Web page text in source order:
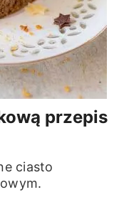
przepis
ciasto